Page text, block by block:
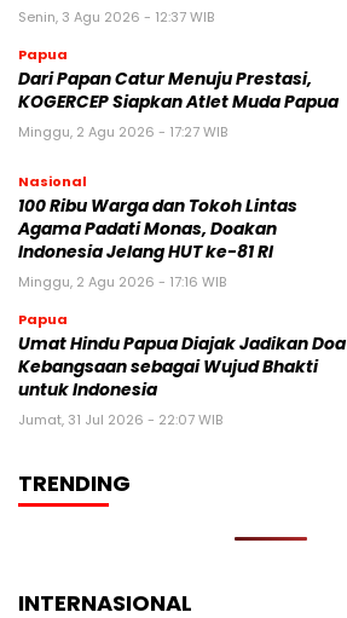
Senin, 3 Agu 2026 - 12:37 WIB
Papua
Dari Papan Catur Menuju Prestasi,
KOGERCEP Siapkan Atlet Muda Papua
Minggu, 2 Agu 2026 - 17:27 WIB
Nasional
100 Ribu Warga dan Tokoh Lintas
Agama Padati Monas, Doakan
Indonesia Jelang HUT ke-81 RI
Minggu, 2 Agu 2026 - 17:16 WIB
Papua
Umat Hindu Papua Diajak Jadikan Doa
Kebangsaan sebagai Wujud Bhakti
untuk Indonesia
Jumat, 31 Jul 2026 - 22:07 WIB
TRENDING
INTERNASIONAL